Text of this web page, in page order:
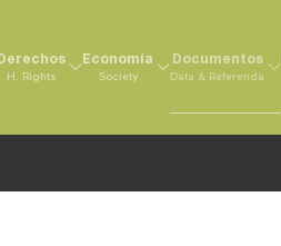
H. Rights
Economía
Society
Documentos
Data & Referenda